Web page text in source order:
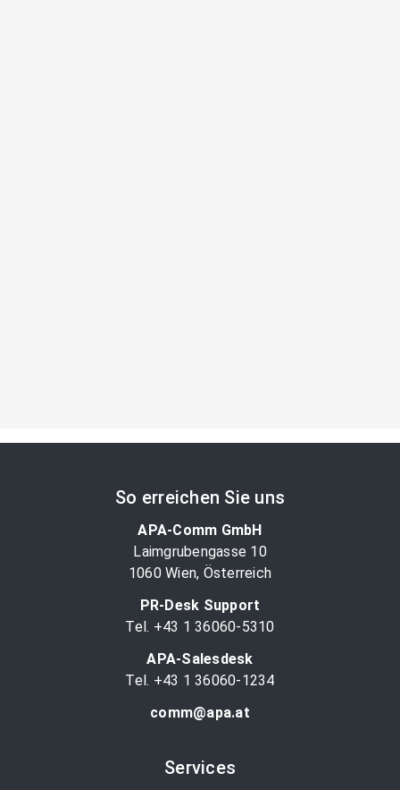
So erreichen Sie uns
APA-Comm GmbH
Laimgrubengasse 10
1060 Wien, Österreich
PR-Desk Support
Tel. +43 1 36060-5310
APA-Salesdesk
Tel. +43 1 36060-1234
comm@apa.at
Services